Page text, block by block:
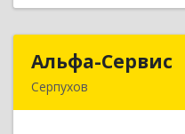
Альфа-Сервис
Серпухов